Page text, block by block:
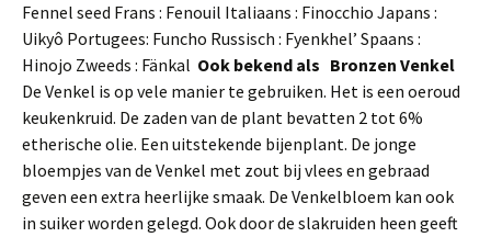
Fennel seed Frans : Fenouil Italiaans : Finocchio Japans :
Uikyô Portugees: Funcho Russisch : Fyenkhel’ Spaans :
Hinojo Zweeds : Fänkal Ook bekend als Bronzen Venkel
De Venkel is op vele manier te gebruiken. Het is een oeroud
keukenkruid. De zaden van de plant bevatten 2 tot 6%
etherische olie. Een uitstekende bijen­plant. De jonge
bloempjes van de Venkel met zout bij vlees en gebraad
geven een extra heerlijke smaak. De Venkelbloem kan ook
in suiker worden gelegd. Ook door de slakruiden heen geeft